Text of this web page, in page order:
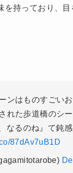
持っており、目
はものすごい
れた歩道橋のシ
なるのね』て鈍
87dAv7uB1D